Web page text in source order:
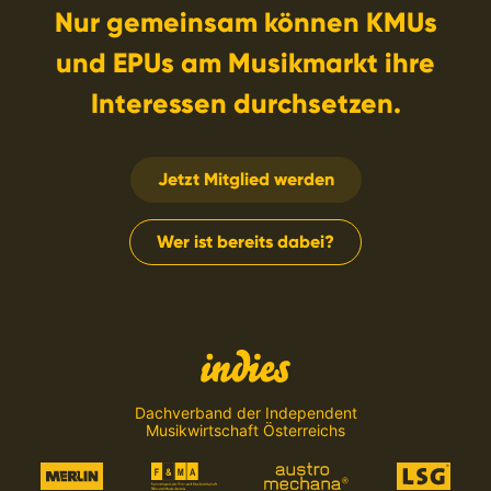
Nur gemeinsam können KMUs
und EPUs am Musikmarkt ihre
Interessen durchsetzen.
Jetzt Mitglied werden
Wer ist bereits dabei?
Dachverband der Independent
Musikwirtschaft Österreichs